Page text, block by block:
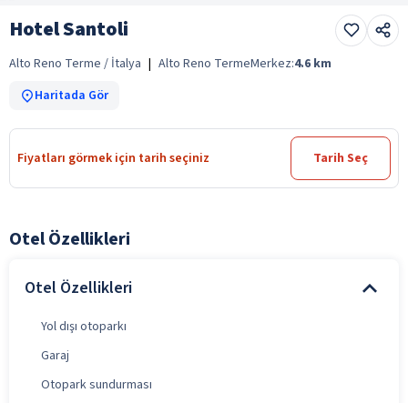
Hotel Santoli
Alto Reno Terme / İtalya | Alto Reno TermeMerkez:4.6 km
Haritada Gör
Fiyatları görmek için tarih seçiniz Tarih Seç
Otel Özellikleri
Otel Özellikleri
Yol dışı otoparkı
Garaj
Otopark sundurması